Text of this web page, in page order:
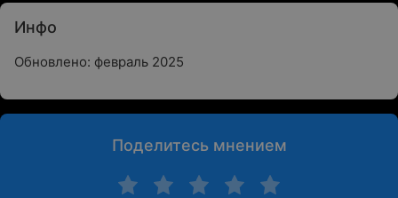
Инфо
Обновлено: февраль 2025
Поделитесь мнением